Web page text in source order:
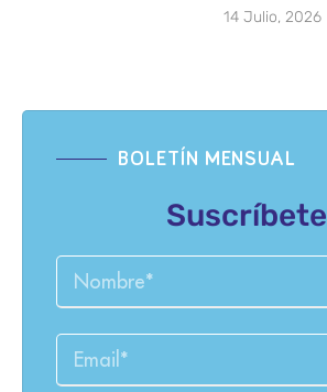
14 Julio, 2026
BOLETÍN MENSUAL
Suscríbete